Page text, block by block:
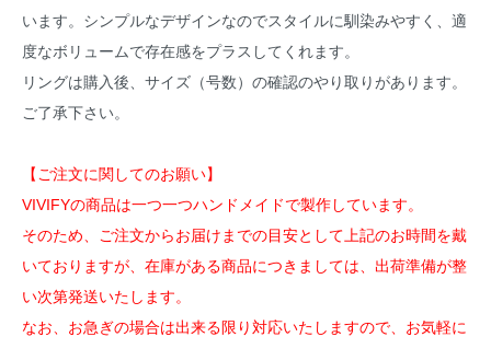
います。シンプルなデザインなのでスタイルに馴染みやすく、適
度なボリュームで存在感をプラスしてくれます。
リングは購入後、サイズ（号数）の確認のやり取りがあります。
ご了承下さい。
【ご注文に関してのお願い】
VIVIFYの商品は一つ一つハンドメイドで製作しています。
そのため、ご注文からお届けまでの目安として上記のお時間を戴
いておりますが、在庫がある商品につきましては、出荷準備が整
い次第発送いたします。
なお、お急ぎの場合は出来る限り対応いたしますので、お気軽に